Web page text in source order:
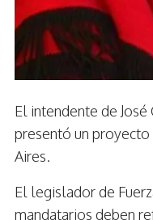
El intendente de
presentó un proyecto
Aires.
El legislador de
mandatarios deben